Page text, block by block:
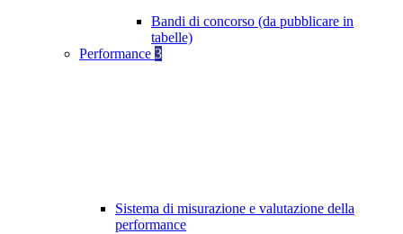
Bandi di concorso (da pubblicare in
tabelle)
Performance 3
Sistema di misurazione e valutazione della
performance